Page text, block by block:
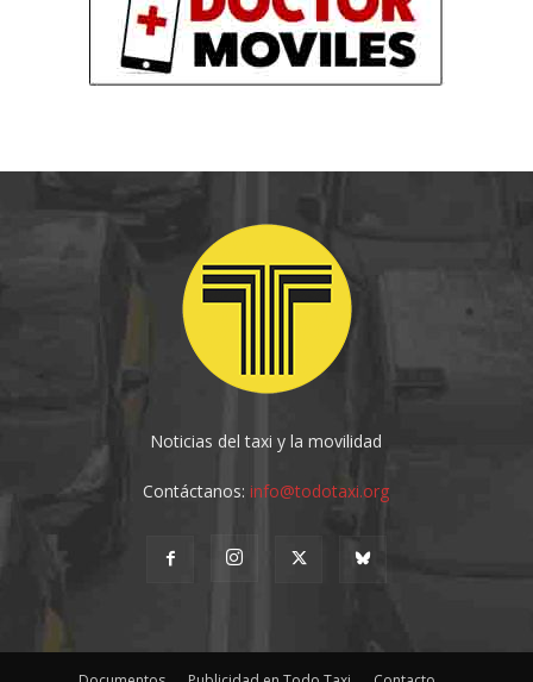
Noticias del taxi y la movilidad
Contáctanos:info@todotaxi.org